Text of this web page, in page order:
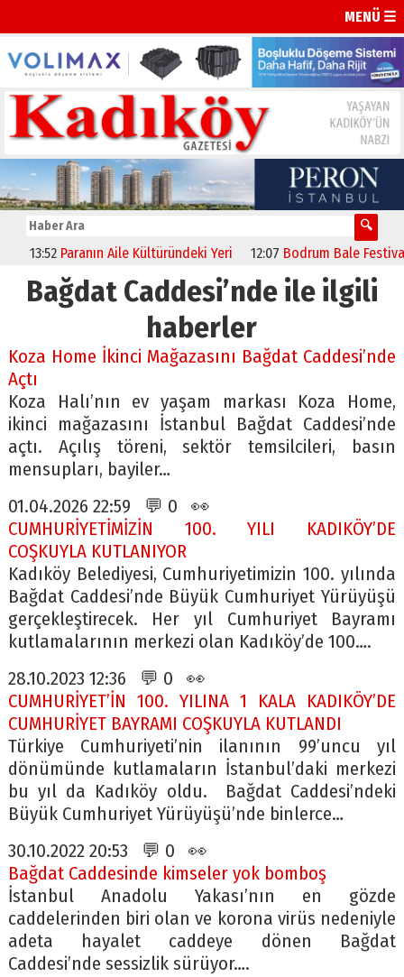
MENÜ ☰
13:52 Paranın Aile Kültüründeki Yeri 12:07 Bodrum Bale Festivali,
Bağdat Caddesi’nde ile ilgili
haberler
Koza Home İkinci Mağazasını Bağdat Caddesi’nde
Açtı
Koza Halı’nın ev yaşam markası Koza Home,
ikinci mağazasını İstanbul Bağdat Caddesi’nde
açtı. Açılış töreni, sektör temsilcileri, basın
mensupları, bayiler…
01.04.2026 22:59 💬 0 👀
CUMHURİYETİMİZİN 100. YILI KADIKÖY’DE
COŞKUYLA KUTLANIYOR
Kadıköy Belediyesi, Cumhuriyetimizin 100. yılında
Bağdat Caddesi’nde Büyük Cumhuriyet Yürüyüşü
gerçekleştirecek. Her yıl Cumhuriyet Bayramı
kutlamalarının merkezi olan Kadıköy’de 100….
28.10.2023 12:36 💬 0 👀
CUMHURİYET’İN 100. YILINA 1 KALA KADIKÖY’DE
CUMHURİYET BAYRAMI COŞKUYLA KUTLANDI
Türkiye Cumhuriyeti’nin ilanının 99’uncu yıl
dönümünde kutlamaların İstanbul’daki merkezi
bu yıl da Kadıköy oldu. Bağdat Caddesi’ndeki
Büyük Cumhuriyet Yürüyüşü’nde binlerce…
30.10.2022 20:53 💬 0 👀
Bağdat Caddesinde kimseler yok bomboş
İstanbul Anadolu Yakası’nın en gözde
caddelerinden biri olan ve korona virüs nedeniyle
adeta hayalet caddeye dönen Bağdat
Caddesi’nde sessizlik sürüyor….